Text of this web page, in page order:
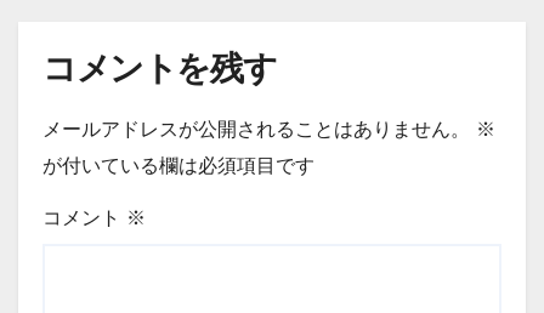
コメントを残す
メールアドレスが公開されることはありません。
※
が付いている欄は必須項目です
コメント ※